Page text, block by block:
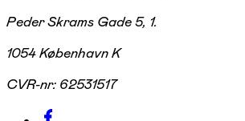
Peder Skrams Gade 5, 1.
1054 København K
CVR-nr: 62531517